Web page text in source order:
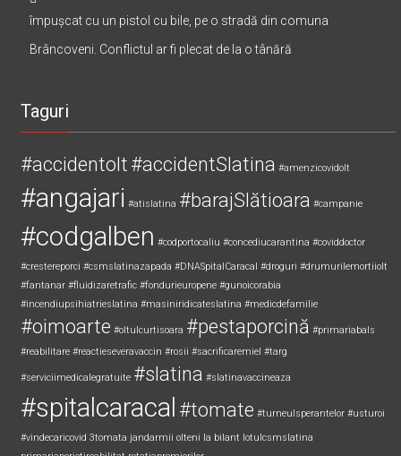
împușcat cu un pistol cu bile, pe o stradă din comuna
Brâncoveni. Conflictul ar fi plecat de la o tânără
Taguri
#accidentolt #accidentSlatina #amenzicovidolt
#angajari #atislatina #barajSlătioara #campanie
#codgalben #codportocaliu #concediucarantina #coviddoctor
#crestereporci #csmslatinazapada #DNASpitalCaracal #droguri #drumurilemortiiolt
#fantanar #fluidizaretrafic #fondurieuropene #gunoicorabia
#incendiupsihiatrieslatina #masiniridicateslatina #medicdefamilie
#oimoarte #oltulcurtisoara #pestaporcină #primariabals
#reabilitare #reactieseveravaccin #rosii #sacrificaremiel #targ
#serviciimedicalegratuite #slatina #slatinavaccineaza
#spitalcaracal #tomate #turneulsperantelor #usturoi
#vindecaricovid 3tomata jandarmii olteni la bilant lotulcsmslatina